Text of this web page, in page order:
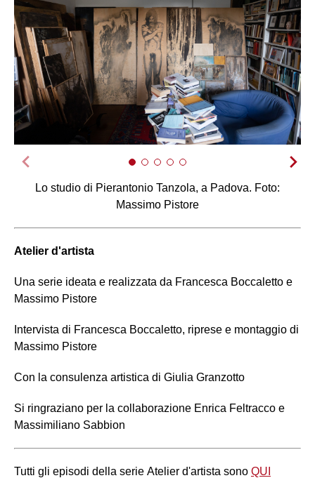
Lo studio di Pierantonio Tanzola, a Padova. Foto:
Massimo Pistore
Atelier d'artista
Una serie ideata e realizzata da Francesca Boccaletto e
Massimo Pistore
Intervista di Francesca Boccaletto, riprese e montaggio di
Massimo Pistore
Con la consulenza artistica di Giulia Granzotto
Si ringraziano per la collaborazione Enrica Feltracco e
Massimiliano Sabbion
Tutti gli episodi della serie Atelier d'artista sono QUI